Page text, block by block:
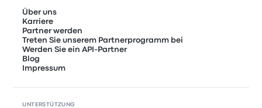
Über uns
Karriere
Partner werden
Treten Sie unserem Partnerprogramm bei
Werden Sie ein API-Partner
Blog
Impressum
UNTERSTÜTZUNG